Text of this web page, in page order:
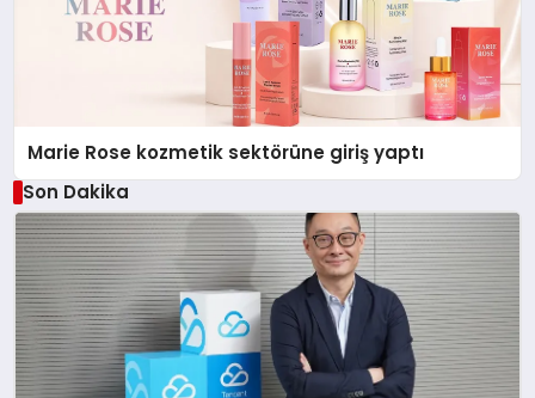
Marie Rose kozmetik sektörüne giriş yaptı
Son Dakika